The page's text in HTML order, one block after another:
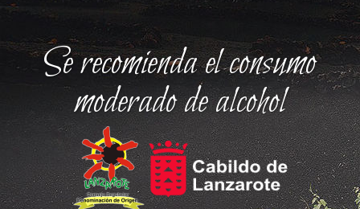
Se recomienda el consumo
moderado de alcohol